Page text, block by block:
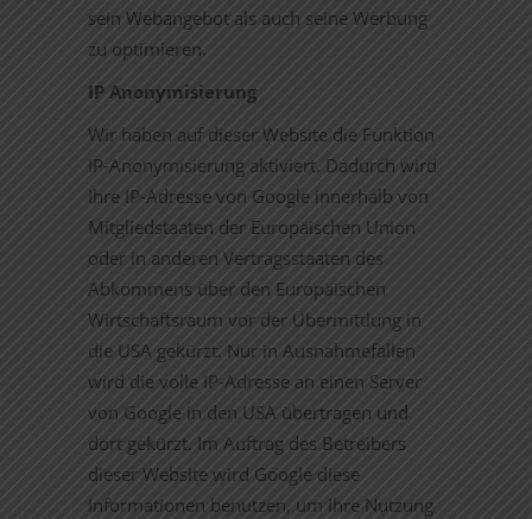
sein Webangebot als auch seine Werbung
zu optimieren.
IP Anonymisierung
Wir haben auf dieser Website die Funktion
IP-Anonymisierung aktiviert. Dadurch wird
Ihre IP-Adresse von Google innerhalb von
Mitgliedstaaten der Europäischen Union
oder in anderen Vertragsstaaten des
Abkommens über den Europäischen
Wirtschaftsraum vor der Übermittlung in
die USA gekürzt. Nur in Ausnahmefällen
wird die volle IP-Adresse an einen Server
von Google in den USA übertragen und
dort gekürzt. Im Auftrag des Betreibers
dieser Website wird Google diese
Informationen benutzen, um Ihre Nutzung